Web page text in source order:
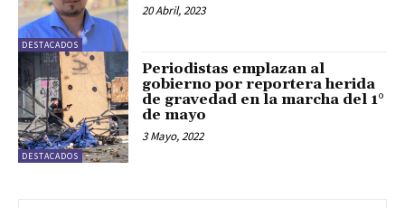
DESTACADOS
20 Abril, 2023
DESTACADOS
Periodistas emplazan al
gobierno por reportera herida
de gravedad en la marcha del 1°
de mayo
3 Mayo, 2022